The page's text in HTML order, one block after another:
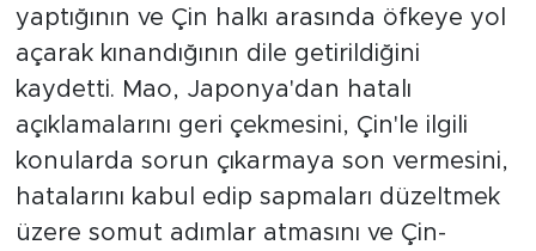
yaptığının ve Çin halkı arasında öfkeye yol
açarak kınandığının dile getirildiğini
kaydetti. Mao, Japonya'dan hatalı
açıklamalarını geri çekmesini, Çin'le ilgili
konularda sorun çıkarmaya son vermesini,
hatalarını kabul edip sapmaları düzeltmek
üzere somut adımlar atmasını ve Çin-